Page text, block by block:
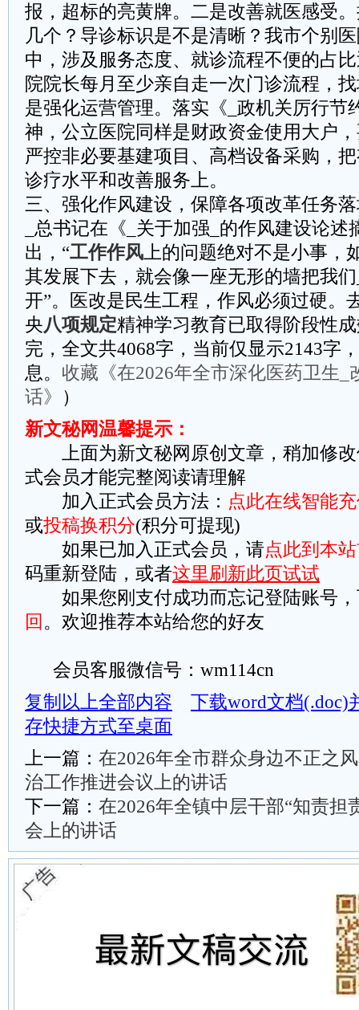
报，超标的亮黄牌。二是改善就医感受
几个？导诊标识是不是清晰？我市个别
中，涉及服务态度、就诊流程不便的占
院院长每月至少亲自走一次门诊流程，
是强化运营管理。落实《_政机关厉行节
神，公立医院同样是财政资金使用大户
严控非必要基建项目、高档设备采购，
诊疗水平和改善服务上。
三、强化作风建设，保障各项改革任务
_总书记在《_关于加强_的作风建设论述
出，“工作作风上的问题绝对不是小事，
其发展下去，就会像一座无形的墙把我
开”。医改是民生工程，作风必须过硬。
央八项规定精神学习教育已取得阶段性
完，全文共4068字，当前仅显示2143字
息。 收藏《在2026年全市深化医药卫生_
话》
）
新文秘网温馨提示：
上面为新文秘网原创文章，稍加修改
式会员才能完整阅读请理解
加入正式会员方法： 点此在线智能
或投稿换积分(积分可提现)
如果已加入正式会员，请点此到本
码重新登陆，或者这里刷新此页试试
如果您刚支付成功而忘记登陆账号，
回 。欢迎推荐本站给您的好友
会员客服微信号：wm114cn
复制以上全部内容
下载word文档(.doc)
存快捷方式至桌面
上一篇： 在2026年全市群众身边不正之
治工作推进会议上的讲话
下一篇： 在2026年全镇中层干部“知责担
会上的讲话